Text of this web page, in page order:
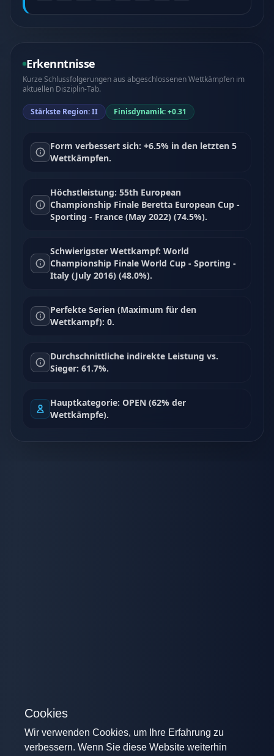
Erkenntnisse
Kurze Schlussfolgerungen aus abgeschlossenen Wettkämpfen im
aktuellen Disziplin-Tab.
Stärkste Region: II Finisdynamik: +0.31
Form verbessert sich: +6.5% in den letzten 5
Wettkämpfen.
Höchstleistung: 55th European
Championship Finale Beretta European Cup -
Sporting - France (May 2022) (74.5%).
Schwierigster Wettkampf: World
Championship Finale World Cup - Sporting -
Italy (July 2016) (48.0%).
Perfekte Serien (Maximum für den
Wettkampf): 0.
Durchschnittliche indirekte Leistung vs.
Sieger: 61.7%.
Hauptkategorie: OPEN (62% der
Wettkämpfe).
Cookies
Wir verwenden Cookies, um Ihre Erfahrung zu
verbessern. Wenn Sie diese Website weiterhin